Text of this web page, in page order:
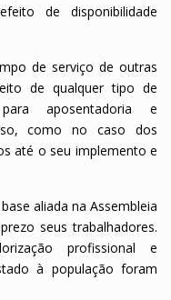
de disponibilidade
de serviço de outras
de qualquer tipo de
aposentadoria e
como no caso dos
até o seu implemento e
aliada na Assembleia
seus trabalhadores.
profissional e
à população foram